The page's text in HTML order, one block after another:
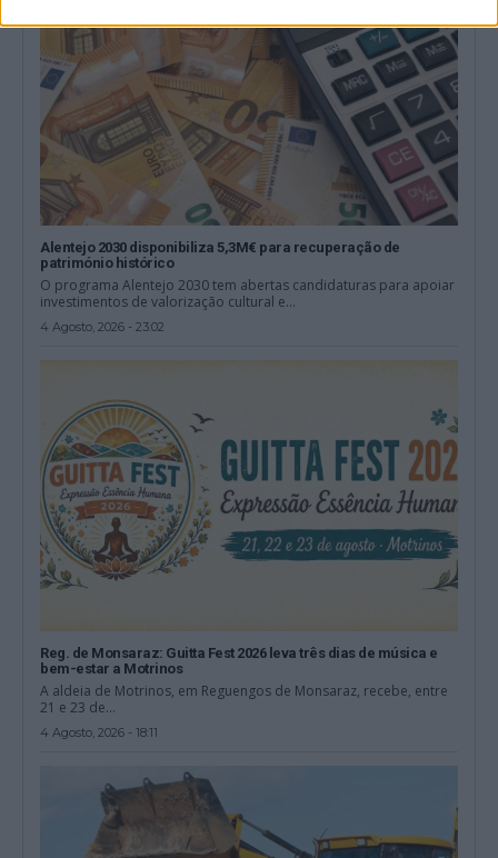
Alentejo 2030 disponibiliza 5,3M€ para recuperação de
património histórico
O programa Alentejo 2030 tem abertas candidaturas para apoiar
investimentos de valorização cultural e...
4 Agosto, 2026 - 23:02
Reg. de Monsaraz: Guitta Fest 2026 leva três dias de música e
bem-estar a Motrinos
A aldeia de Motrinos, em Reguengos de Monsaraz, recebe, entre
21 e 23 de...
4 Agosto, 2026 - 18:11